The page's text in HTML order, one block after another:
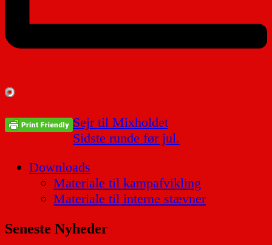
Indlægsnavigation
Sejr til Mixholdet
Sidste runde før jul.
Downloads
Materiale til kampafvikling
Materiale til interne stævner
Seneste Nyheder